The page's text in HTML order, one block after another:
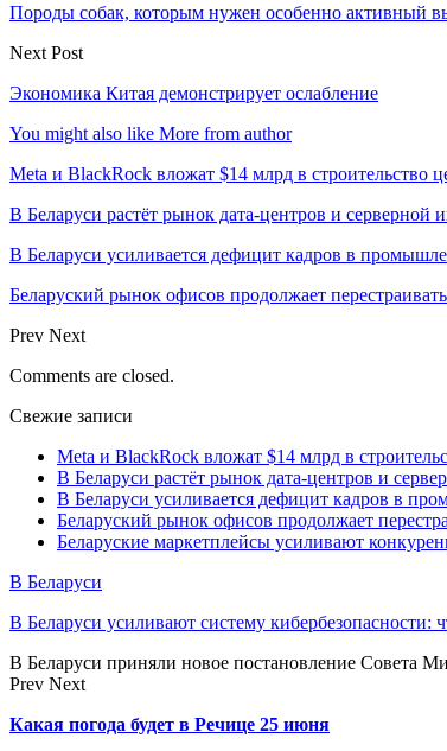
Породы собак, которым нужен особенно активный
Next Post
Экономика Китая демонстрирует ослабление
You might also like More from author
Meta и BlackRock вложат $14 млрд в строительство
В Беларуси растёт рынок дата-центров и серверной
В Беларуси усиливается дефицит кадров в
Беларуский рынок офисов продолжает
Prev Next
Comments are closed.
Свежие записи
Meta и BlackRock вложат $14 млрд в
В Беларуси растёт рынок дата-центров и
В Беларуси усиливается дефицит кадров в
Беларуский рынок офисов продолжает
Беларуские маркетплейсы усиливают
В Беларуси
В Беларуси усиливают систему кибербезопасности:
В Беларуси приняли новое постановление Совета
Prev Next
Какая погода будет в Речице 25 июня